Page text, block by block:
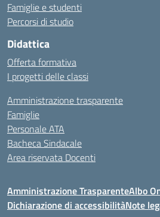
Famiglie e studenti
Percorsi di studio
Didattica
Offerta formativa
I progetti delle classi
Amministrazione trasparente
Famiglie
Personale ATA
Bacheca Sindacale
Area riservata Docenti
Amministrazione TrasparenteAlbo
Dichiarazione di accessibilitàNote